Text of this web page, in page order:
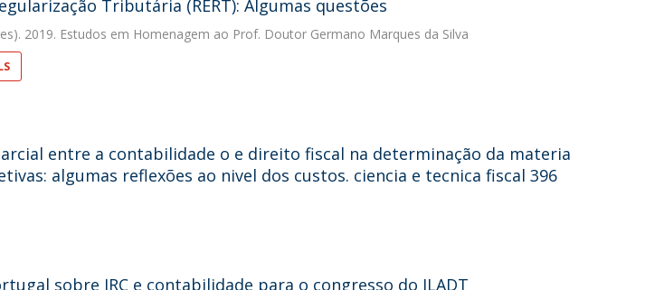
Tributária (RERT): Algumas questões
2019. Estudos em Homenagem ao Prof. Doutor Germano Marques da Silva
entre a contabilidade o e direito fiscal na determinação da materia
algumas reflexões ao nivel dos custos. ciencia e tecnica fiscal 396
sobre IRC e contabilidade para o congresso do ILADT